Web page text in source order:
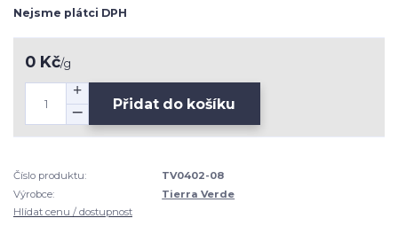
Nejsme plátci DPH
0 Kč/g
Přidat do košíku
Číslo produktu:
TV0402-08
Výrobce:
Tierra Verde
Hlídat cenu / dostupnost